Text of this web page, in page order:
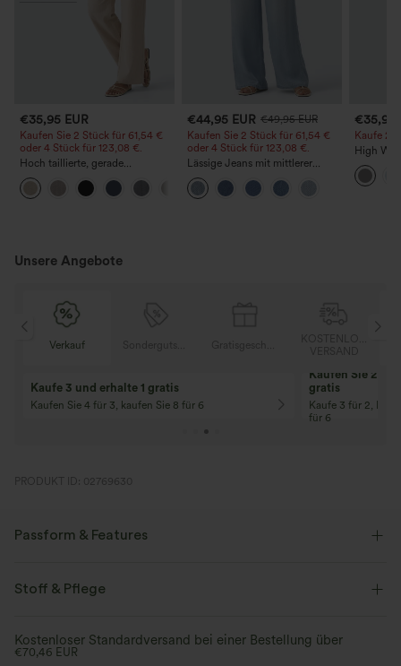
€35,95 EUR
Kaufen Sie 2 Stück für 61,54 €
oder 4 Stück für 123,08 €.
Hoch taillierte, gerade
geschnittene, legere Leinen-
Optik-Hose mit Taschen
€44,95 EUR €49,95 EUR
Kaufen Sie 2 Stück für 61,54 €
oder 4 Stück für 123,08 €.
Lässige Jeans mit mittlerer
Bundhöhe, Kordelzug und
Taschen
€35,95
Kaufe 2,
High
Straight
Unsere Angebote
Verkauf
Kaufe 3 und erhalte 1 gratis
Kaufen Sie 4 für 3, kaufen Sie 8 für 6
Kaufen Sie 2
gratis
Kaufe 3 für 2,
für 6
PRODUKT ID: 02769630
Passform & Features
Cut-Outs überziehen lässig hüftlang
Stoff & Pflege
Kostenloser Standardversand bei einer Bestellung über
€70,46 EUR